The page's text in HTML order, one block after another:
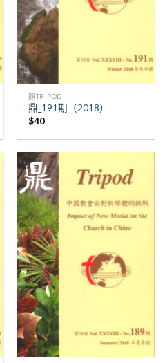
鼎TRIPOD
鼎_191期（2018）
$40